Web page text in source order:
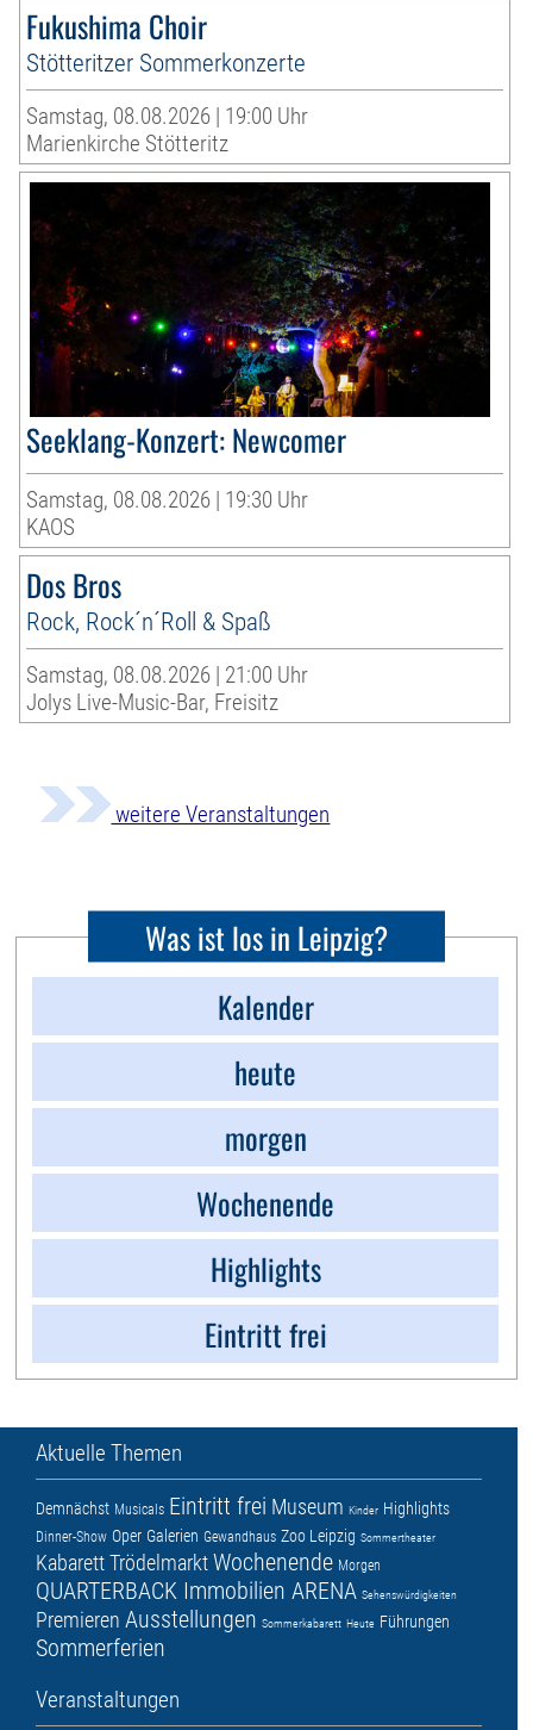
Fukushima Choir
Stötteritzer Sommerkonzerte
Samstag, 08.08.2026 | 19:00 Uhr
Marienkirche Stötteritz
Seeklang-Konzert: Newcomer
Samstag, 08.08.2026 | 19:30 Uhr
KAOS
Dos Bros
Rock, Rock´n´Roll & Spaß
Samstag, 08.08.2026 | 21:00 Uhr
Jolys Live-Music-Bar, Freisitz
weitere Veranstaltungen
Was ist los in Leipzig?
Kalender
heute
morgen
Wochenende
Highlights
Eintritt frei
Aktuelle Themen
Demnächst Musicals Eintritt frei Museum Kinder Highlights
Dinner-Show Oper Galerien Gewandhaus Zoo Leipzig Sommertheater
KabarettTrödelmarktWochenende Morgen
QUARTERBACK Immobilien ARENA Sehenswürdigkeiten
Premieren Ausstellungen Sommerkabarett Heute Führungen
Sommerferien
Veranstaltungen